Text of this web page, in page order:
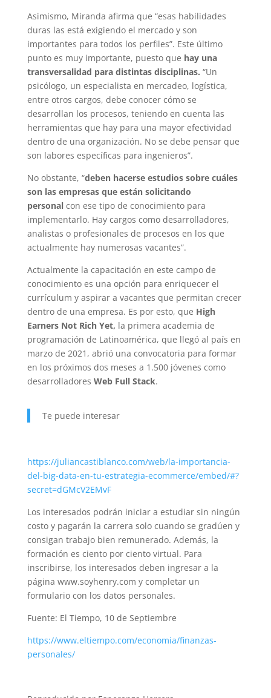
Asimismo, Miranda afirma que “esas habilidades
duras las está exigiendo el mercado y son
importantes para todos los perfiles”. Este último
punto es muy importante, puesto que hay una
transversalidad para distintas disciplinas. “Un
psicólogo, un especialista en mercadeo, logística,
entre otros cargos, debe conocer cómo se
desarrollan los procesos, teniendo en cuenta las
herramientas que hay para una mayor efectividad
dentro de una organización. No se debe pensar que
son labores específicas para ingenieros”.
No obstante, “deben hacerse estudios sobre cuáles
son las empresas que están solicitando
personalcon ese tipo de conocimiento para
implementarlo. Hay cargos como desarrolladores,
analistas o profesionales de procesos en los que
actualmente hay numerosas vacantes”.
Actualmente la capacitación en este campo de
conocimiento es una opción para enriquecer el
currículum y aspirar a vacantes que permitan crecer
dentro de una empresa. Es por esto, que High
Earners Not Rich Yet, la primera academia de
programación de Latinoamérica, que llegó al país en
marzo de 2021, abrió una convocatoria para formar
en los próximos dos meses a 1.500 jóvenes como
desarrolladores Web Full Stack.
Te puede interesar
https://juliancastiblanco.com/web/la-importancia-
del-big-data-en-tu-estrategia-ecommerce/embed/#?
secret=dGMcV2EMvF
Los interesados podrán iniciar a estudiar sin ningún
costo y pagarán la carrera solo cuando se gradúen y
consigan trabajo bien remunerado. Además, la
formación es ciento por ciento virtual. Para
inscribirse, los interesados deben ingresar a la
página www.soyhenry.com y completar un
formulario con los datos personales.
Fuente: El Tiempo, 10 de Septiembre
https://www.eltiempo.com/economia/finanzas-
personales/